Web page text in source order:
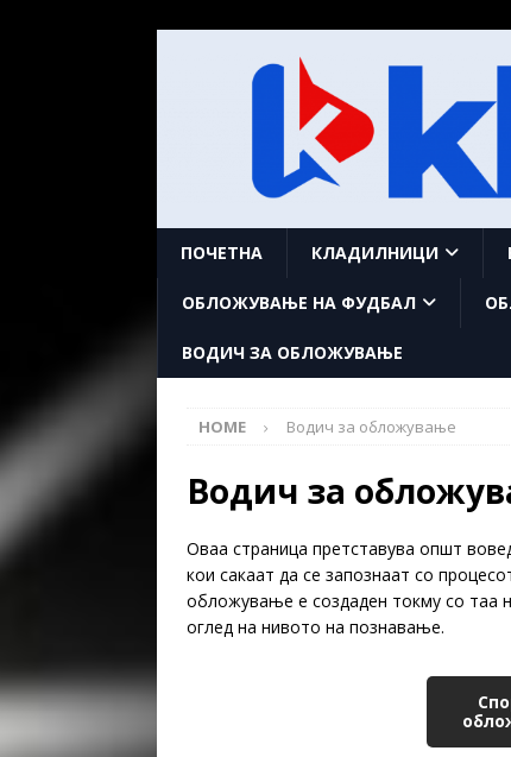
ПОЧЕТНА КЛАДИЛНИЦИ
ОБЛОЖУВАЊЕ НА ФУДБАЛ
ВОДИЧ ЗА ОБЛОЖУВАЊЕ
HOME Водич за обложување
Водич за
Оваа страница претставува општ
кои сакаат да се запознаат со
обложување е создаден токму со таа
оглед на нивото на познавање.